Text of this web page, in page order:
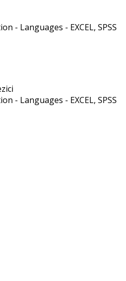
- Languages - EXCEL, SPSS
- Languages - EXCEL, SPSS